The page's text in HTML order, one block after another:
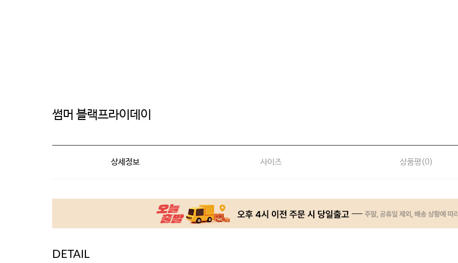
썸머 블랙프라이데이
상세정보 사이즈 상품평(0)
DETAIL